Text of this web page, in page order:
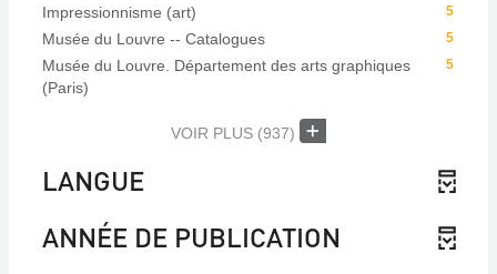
5
Impressionnisme (art)
5
Musée du Louvre -- Catalogues
5
Musée du Louvre. Département des arts graphiques
(Paris)
VOIR PLUS (937)
LANGUE
ANNÉE DE PUBLICATION